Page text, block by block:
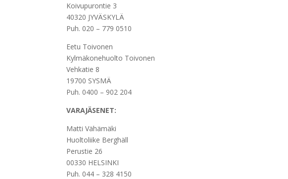
Koivupurontie 3
40320 JYVÄSKYLÄ
Puh. 020 – 779 0510
Eetu Toivonen
Kylmäkonehuolto Toivonen
Vehkatie 8
19700 SYSMÄ
Puh. 0400 – 902 204
VARAJÄSENET:
Matti Vähämäki
Huoltoliike Berghäll
Perustie 26
00330 HELSINKI
Puh. 044 – 328 4150